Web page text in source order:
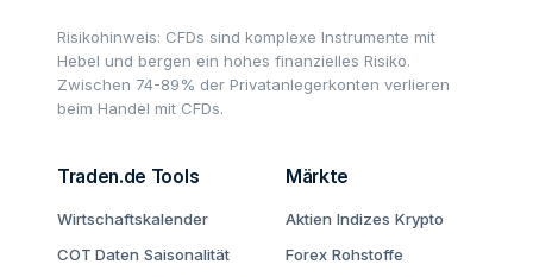
Risikohinweis: CFDs sind komplexe Instrumente mit
Hebel und bergen ein hohes finanzielles Risiko.
Zwischen 74-89% der Privatanlegerkonten verlieren
beim Handel mit CFDs.
Traden.de Tools
Wirtschaftskalender
COT Daten Saisonalität
Märkte
Aktien Indizes Krypto
Forex Rohstoffe